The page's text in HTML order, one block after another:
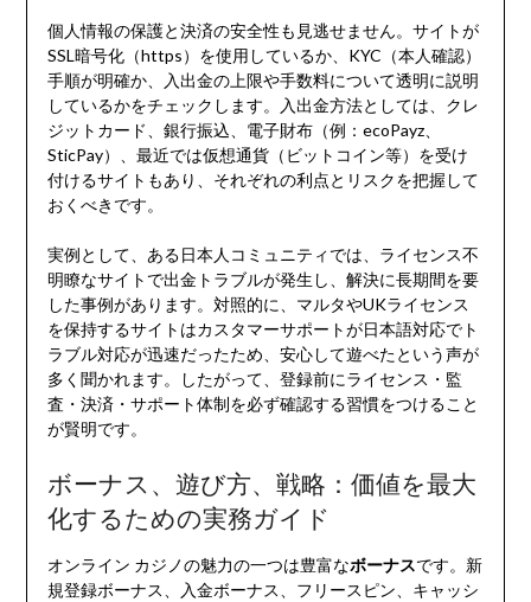
個人情報の保護と決済の安全性も見逃せません。サイトが
SSL暗号化（https）を使用しているか、KYC（本人確認）
手順が明確か、入出金の上限や手数料について透明に説明
しているかをチェックします。入出金方法としては、クレ
ジットカード、銀行振込、電子財布（例：ecoPayz、
SticPay）、最近では仮想通貨（ビットコイン等）を受け
付けるサイトもあり、それぞれの利点とリスクを把握して
おくべきです。
実例として、ある日本人コミュニティでは、ライセンス不
明瞭なサイトで出金トラブルが発生し、解決に長期間を要
した事例があります。対照的に、マルタやUKライセンス
を保持するサイトはカスタマーサポートが日本語対応でト
ラブル対応が迅速だったため、安心して遊べたという声が
多く聞かれます。したがって、登録前にライセンス・監
査・決済・サポート体制を必ず確認する習慣をつけること
が賢明です。
ボーナス、遊び方、戦略：価値を最大
化するための実務ガイド
オンライン カジノの魅力の一つは豊富なボーナスです。新
規登録ボーナス、入金ボーナス、フリースピン、キャッシ